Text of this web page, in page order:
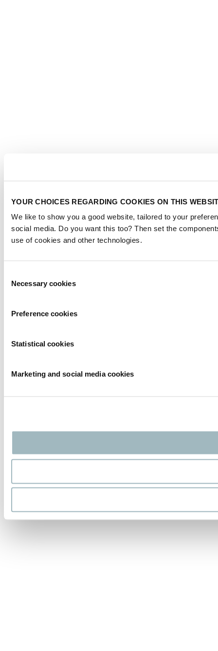
YOUR CHOICES REGARDING COOKIES ON THIS
We like to show you a good website, tailored to your
social media. Do you want this too? Then set the
use of cookies and other technologies.
Selection
Necessary cookies
Preference cookies
Statistical cookies
Marketing and social media cookies